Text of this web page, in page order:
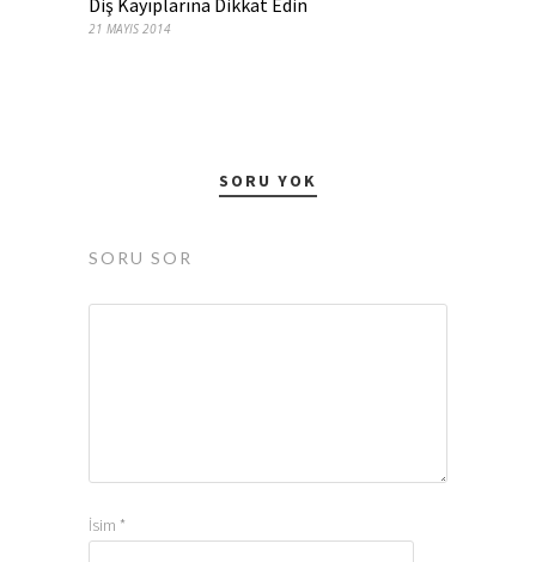
Diş Kayıplarına Dikkat Edin
21 MAYIS 2014
SORU YOK
SORU SOR
İsim *